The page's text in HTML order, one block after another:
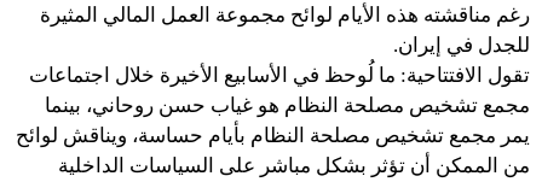
رغم مناقشته هذه الأيام لوائح مجموعة العمل المالي المثيرة
للجدل في إيران.
تقول الافتتاحية: ما لُوحظ في الأسابيع الأخيرة خلال اجتماعات
مجمع تشخيص مصلحة النظام هو غياب حسن روحاني، بينما
يمر مجمع تشخيص مصلحة النظام بأيام حساسة، ويناقش لوائح
من الممكن أن تؤثر بشكل مباشر على السياسات الداخلية